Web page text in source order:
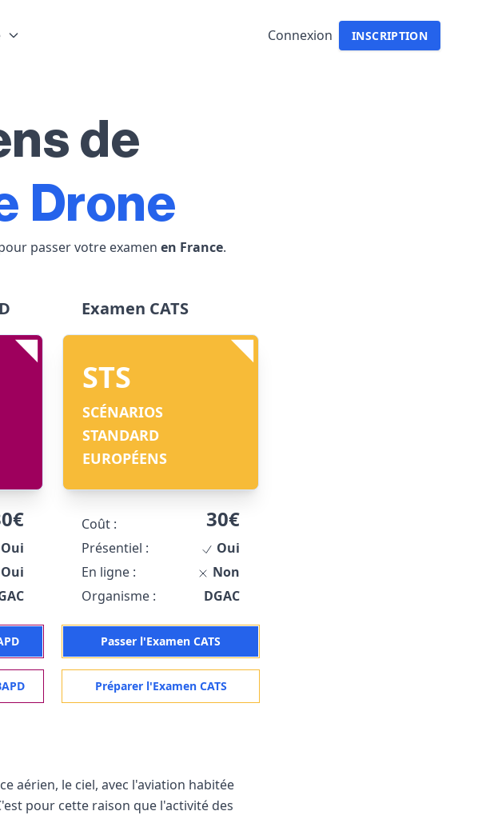
Connexion INSCRIPTION
de
Drone
passer votre examen en France.
Oui
Oui
Examen CATS
STS
SCÉNARIOS
STANDARD
EUROPÉENS
Coût : 30€
Présentiel :
Oui
En ligne :
Non
Organisme :
DGAC
Passer l'Examen CATS
Préparer l'Examen CATS
aérien, le ciel, avec l'aviation habitée
pour cette raison que l'activité des